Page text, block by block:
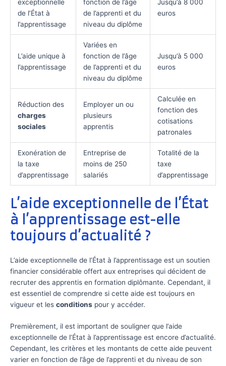
exceptionnelle
de l’État à
l’apprentissage
fonction de l’âge
de l’apprenti et du
niveau du diplôme
Jusqu’à 8 000
euros
L’aide unique à
l’apprentissage
Variées en
fonction de l’âge
de l’apprenti et du
niveau du diplôme
Jusqu’à 5 000
euros
Réduction des
charges
sociales
Employer un ou
plusieurs
apprentis
Calculée en
fonction des
cotisations
patronales
Exonération de
la taxe
d’apprentissage
Entreprise de
moins de 250
salariés
Totalité de la
taxe
d’apprentissage
L’aide exceptionnelle de l’État
à l’apprentissage est-elle
toujours d’actualité ?
L’aide exceptionnelle de l’État à l’apprentissage est un soutien
financier considérable offert aux entreprises qui décident de
recruter des apprentis en formation diplômante. Cependant, il
est essentiel de comprendre si cette aide est toujours en
vigueur et les conditions pour y accéder.
Premièrement, il est important de souligner que l’aide
exceptionnelle de l’État à l’apprentissage est encore d’actualité.
Cependant, les critères et les montants de cette aide peuvent
varier en fonction de l’âge de l’apprenti et du niveau de son